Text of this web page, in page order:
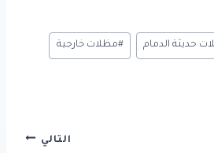
حديثة الدمام #مظلات خارجية
التالي